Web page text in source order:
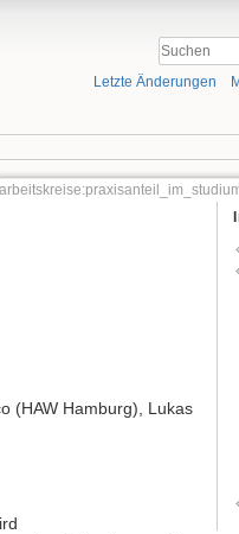
Letzte Änderungen
(HAW Hamburg), Lukas